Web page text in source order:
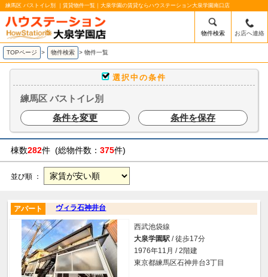
練馬区 バストイレ別 ｜賃貸物件一覧｜大泉学園の賃貸ならハウステーション大泉学園南口店
物件検索 お店へ連絡
TOPページ > 物件検索 > 物件一覧
選択中の条件
練馬区 バストイレ別
条件を変更
条件を保存
棟数282件 (総物件数： 375件)
並び順 ：
ヴィラ石神井台
アパート
西武池袋線
大泉学園駅 / 徒歩17分
1976年11月 / 2階建
東京都練馬区石神井台3丁目